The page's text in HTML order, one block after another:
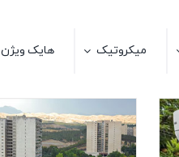
میکروتیک هایک ویژن